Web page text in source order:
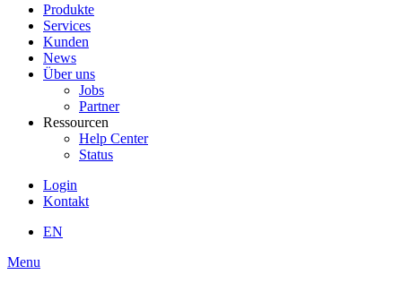
Produkte
Services
Kunden
News
Über uns
Jobs
Partner
Ressourcen
Help Center
Status
Login
Kontakt
EN
Menu